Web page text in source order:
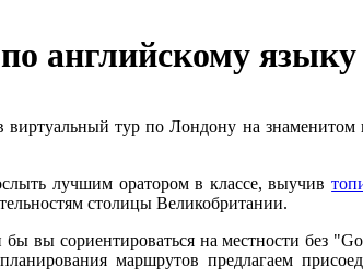
по английскому языку
тур по Лондону на знаменитом
лучшим оратором в классе, выучив
столицы Великобритании.
вы сориентироваться на местности без
маршрутов предлагаем